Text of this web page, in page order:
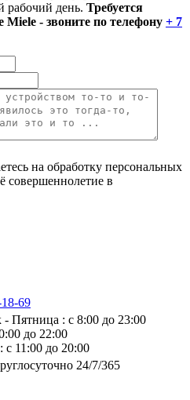
рабочий день. Требуется
- звоните по телефону + 7
на обработку персональных
совершеннолетие в
69
Пятница : с 8:00 до 23:00
до 22:00
с 11:00 до 20:00
24/7/365